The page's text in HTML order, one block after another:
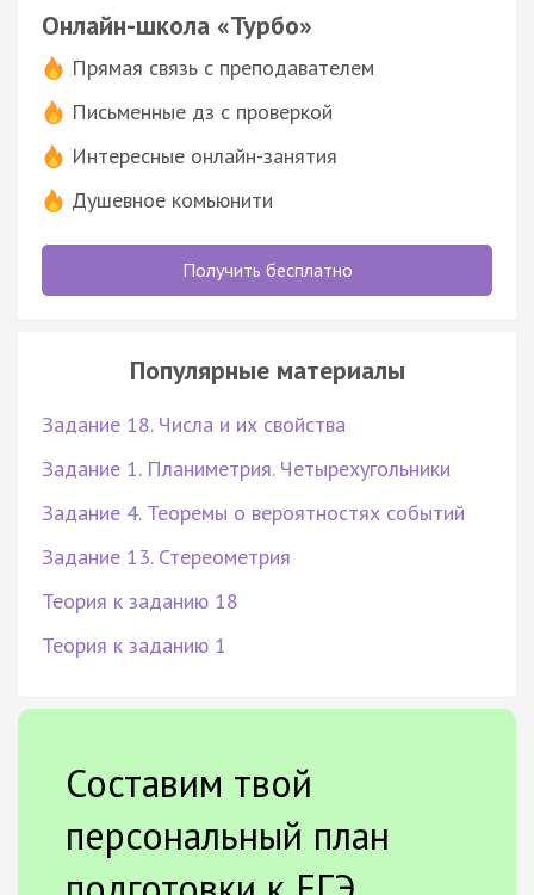
Онлайн-школа «Турбо»
Прямая связь с преподавателем
Письменные дз с проверкой
Интересные онлайн-занятия
Душевное комьюнити
Получить бесплатно
Популярные материалы
Задание 18. Числа и их свойства
Задание 1. Планиметрия. Четырехугольники
Задание 4. Теоремы о вероятностях событий
Задание 13. Стереометрия
Теория к заданию 18
Теория к заданию 1
Составим твой
персональный план